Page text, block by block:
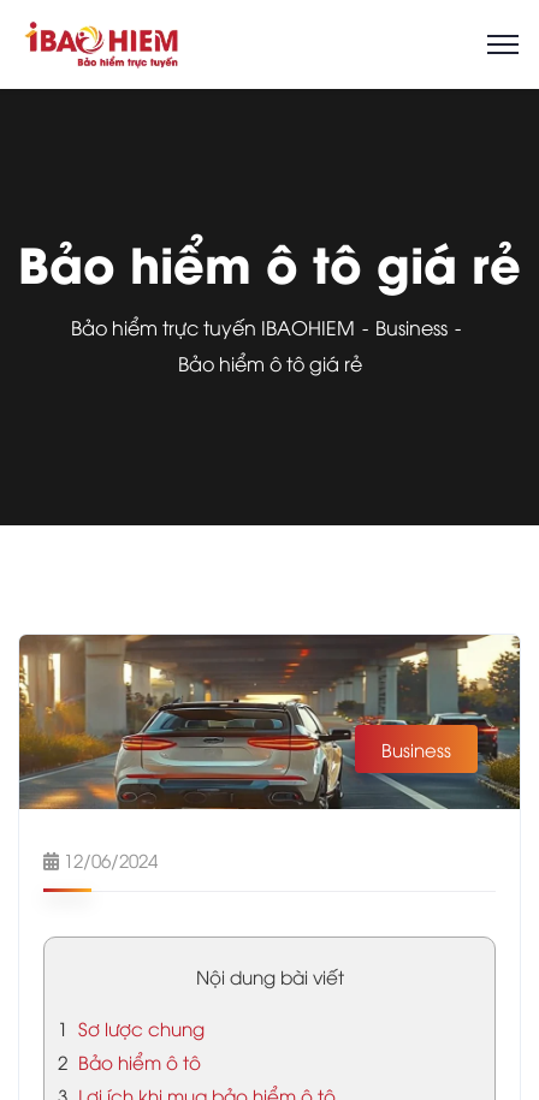
Bảo hiểm ô tô giá rẻ
Bảo hiểm trực tuyến IBAOHIEM
Business
Bảo hiểm ô tô giá rẻ
Business
12/06/2024
Nội dung bài viết
1 Sơ lược chung
2 Bảo hiểm ô tô
3 Lợi ích khi mua bảo hiểm ô tô